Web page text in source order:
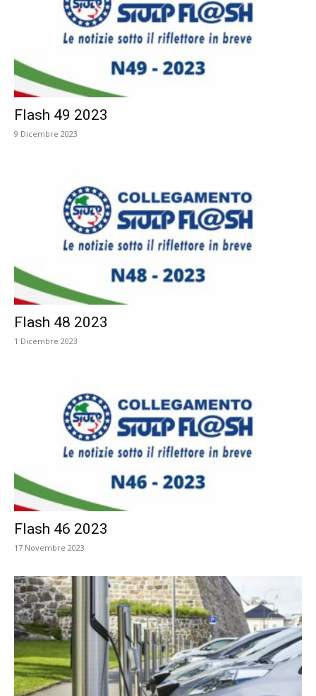
Flash 49 2023
9 Dicembre 2023
Flash 48 2023
1 Dicembre 2023
Flash 46 2023
17 Novembre 2023